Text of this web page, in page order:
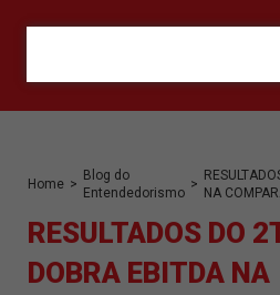
Home >
Blog do
Entendedorismo
>
NA
RESULTADOS DO
DOBRA EBITDA NA